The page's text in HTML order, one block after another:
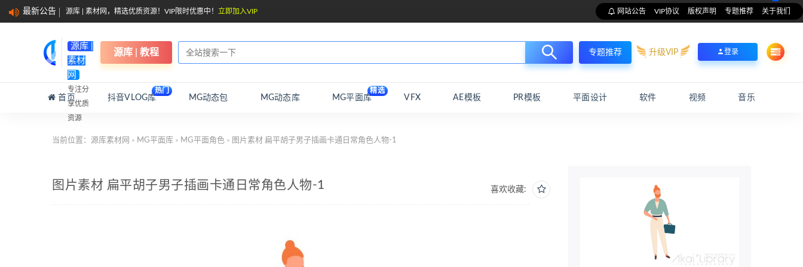
最新公告 源库 | 素材网，精选优质资源！VIP限时优惠中！ 立即加入VIP 网站公告 VIP协议 版权声明 专题推荐 关于我们
源库 |
素材
网
专注分
享优质
资源
源库 | 教程 专题推荐 升级VIP 登录
首页 抖音VLOG库
热门
MG动态包 MG动态库 MG平面库
精选
VFX AE模板 PR模板 平面设计 软件 视频 音乐
当前位置： 源库素材网 > MG平面库 > MG平面角色 > 图片素材 扁平胡子男子插画卡通日常角色人物-1
喜欢收藏:
图片素材 扁平胡子男子插画卡通日常角色人物-1